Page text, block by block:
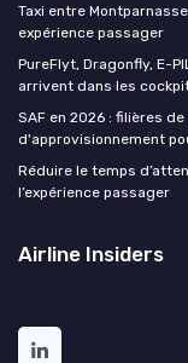
Taxi entre
expérience passager
PureFlyt, Dragonfly, E-
arrivent dans les
SAF en 2026 : filières
d'approvisionnement
Réduire le temps
l’expérience passager
Airline Insiders